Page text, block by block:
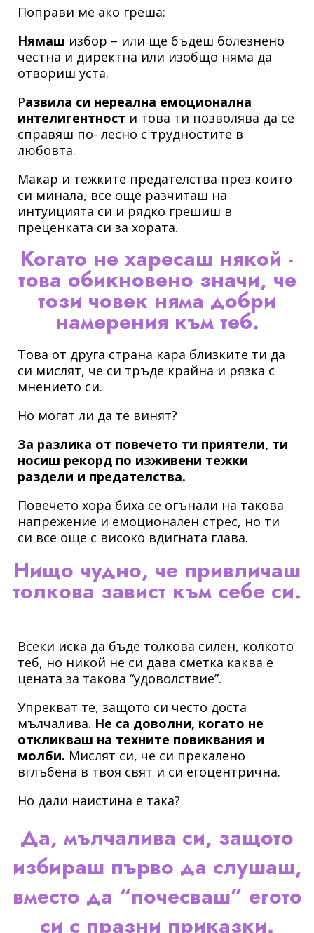
Поправи ме ако греша:
Нямаш избор – или ще бъдеш болезнено
честна и директна или изобщо няма да
отвориш уста.
Развила си нереална емоционална
интелигентност и това ти позволява да се
справяш по- лесно с трудностите в
любовта.
Макар и тежките предателства през които
си минала, все още разчиташ на
интуицията си и рядко грешиш в
преценката си за хората.
Когато не харесаш някой -
това обикновено значи, че
този човек няма добри
намерения към теб.
Това от друга страна кара близките ти да
си мислят, че си тръде крайна и рязка с
мнението си.
Но могат ли да те винят?
За разлика от повечето ти приятели, ти
носиш рекорд по изживени тежки
раздели и предателства.
Повечето хора биха се огънали на такова
напрежение и емоционален стрес, но ти
си все още с високо вдигната глава.
Нищо чудно, че привличаш
толкова завист към себе си.
Всеки иска да бъде толкова силен, колкото
теб, но никой не си дава сметка каква е
цената за такова “удоволствие”.
Упрекват те, защото си често доста
мълчалива. Не са доволни, когато не
откликваш на техните повиквания и
молби. Мислят си, че си прекалено
вглъбена в твоя свят и си егоцентрична.
Но дали наистина е така?
Да, мълчалива си, защото
избираш първо да слушаш,
вместо да “почесваш” егото
си с празни приказки.